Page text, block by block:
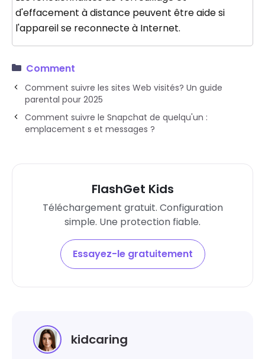
d'effacement à distance peuvent être aide si
l'appareil se reconnecte à Internet.
Comment
Comment suivre les sites Web visités? Un guide
parental pour 2025
Comment suivre le Snapchat de quelqu'un :
emplacement s et messages ?
FlashGet Kids
Téléchargement gratuit. Configuration
simple. Une protection fiable.
Essayez-le gratuitement
kidcaring